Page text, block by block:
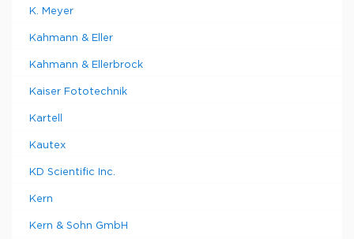
K. Meyer
Kahmann & Eller
Kahmann & Ellerbrock
Kaiser Fototechnik
Kartell
Kautex
KD Scientific Inc.
Kern
Kern & Sohn GmbH